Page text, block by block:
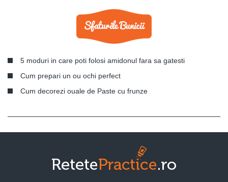
5 moduri in care poti folosi amidonul fara sa gatesti
Cum prepari un ou ochi perfect
Cum decorezi ouale de Paste cu frunze